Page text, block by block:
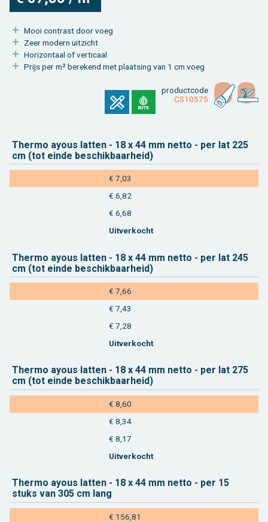
Mooi con­trast door voeg
Zeer mo­dern uit­zicht
Ho­ri­zon­taal of ver­ti­caal
Prijs per m² be­re­kend met plaat­sing van 1 cm voeg
product­code
CS10575
Ther­mo ayous lat­ten - 18 x 44 mm netto - per lat 225
cm (tot einde be­schik­baar­heid)
€ 7,03
€ 6,82
€ 6,68
Uit­ver­kocht
Ther­mo ayous lat­ten - 18 x 44 mm netto - per lat 245
cm (tot einde be­schik­baar­heid)
€ 7,66
€ 7,43
€ 7,28
Uit­ver­kocht
Ther­mo ayous lat­ten - 18 x 44 mm netto - per lat 275
cm (tot einde be­schik­baar­heid)
€ 8,60
€ 8,34
€ 8,17
Uit­ver­kocht
Ther­mo ayous lat­ten - 18 x 44 mm netto - per 15
stuks van 305 cm lang
€ 156,81